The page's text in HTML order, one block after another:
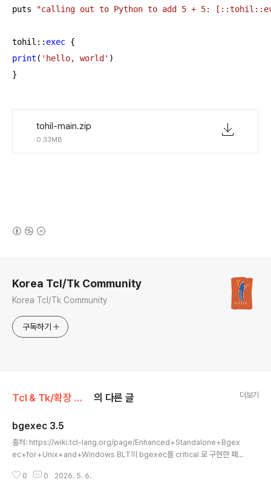
puts "calling out to Python to add 5 + 5:
tohil:: exec
print ( 'hello, world' )
}
tohil-main.zip
0.33MB
Korea Tcl/Tk Community
Korea Tcl/Tk Community
구독하기
Tcl & Tk/확장 패키지 (Extension Package) 의 다른 글 더보기
bgexec 3.5
출처: https://wiki.tcl-lang.org/page/Enhanced+Standalone+Bgex
ec+for+Unix+and+Windows BLT의 bgexec를 critical 로 구현한 패키
출력(stdout)과 표준 에러(stderr)를 Tcl 변수나 콜백 함수로 받을수 있는 확
0 0 2026. 5. 6.